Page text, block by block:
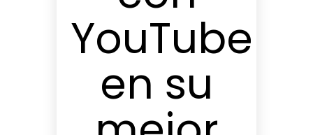
YouTube
en su